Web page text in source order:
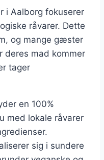
i Aalborg fokuserer
råvarer. Dette
og mange gæster
deres mad kommer
tager
en 100%
med lokale råvarer
sig i sundere